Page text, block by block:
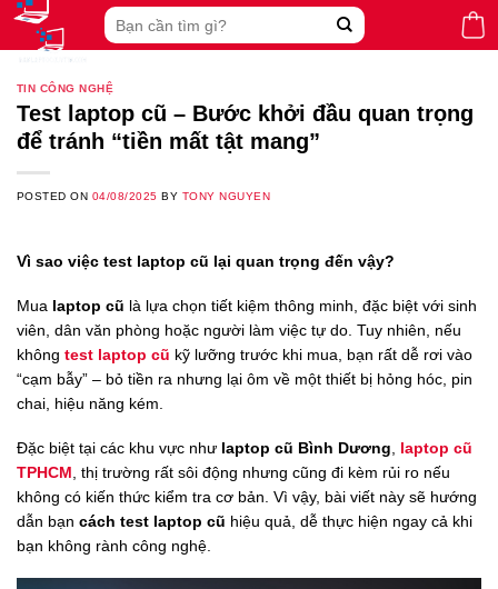
Skip
content
Search
for:
TIN CÔNG NGHỆ
Test laptop cũ – Bước khởi đầu quan trọng
để tránh “tiền mất tật mang”
POSTED ON 04/08/2025 BY TONY NGUYEN
Vì sao việc test laptop cũ lại quan trọng đến vậy?
Mua laptop cũ là lựa chọn tiết kiệm thông minh, đặc biệt với sinh
viên, dân văn phòng hoặc người làm việc tự do. Tuy nhiên, nếu
không test laptop cũ kỹ lưỡng trước khi mua, bạn rất dễ rơi vào
“cạm bẫy” – bỏ tiền ra nhưng lại ôm về một thiết bị hỏng hóc, pin
chai, hiệu năng kém.
Đặc biệt tại các khu vực như laptop cũ Bình Dương, laptop cũ
TPHCM, thị trường rất sôi động nhưng cũng đi kèm rủi ro nếu
không có kiến thức kiểm tra cơ bản. Vì vậy, bài viết này sẽ hướng
dẫn bạn cách test laptop cũ hiệu quả, dễ thực hiện ngay cả khi
bạn không rành công nghệ.